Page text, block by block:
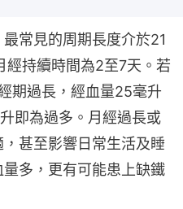
常見的周期長度介於21
經持續時間為2至7天。若
期過長，經血量25毫升
即為過多。月經過長或
甚至影響日常生活及睡
多，更有可能患上缺鐵